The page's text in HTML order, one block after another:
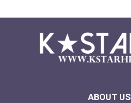
ABOUT US